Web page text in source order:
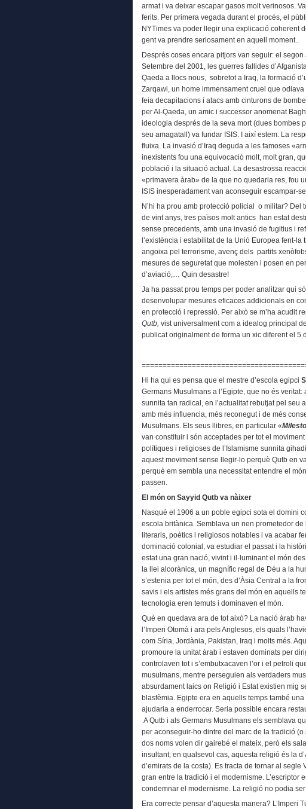
armat i va deixar escapar gasos molt verinosos.
ferits. Per primera vegada durant el procés, el
NYTimes va poder llegir una explicació coherent
gent va prendre seriosament en aquell moment..
Després coses encara pitjors van seguir: el segon
Setembre del 2001, les guerres fallides
Qaeda a llocs nous, sobretot a Iraq, la formació
Zarqawi, un home immensament cruel que
feia decapitacions i atacs amb cinturons de
per Al-Qaeda, un amic i successor anomenat
ideologia després de la seva mort (dues bombes
seu amagatall) va fundar ISIS. I així estem. La
fluixa. La invasió d’Iraq deguda a les famoses
inexistents fou una equivocació molt, molt gran,
població i la situació actual. La desastrossa
«primavera àrab» de la que no quedaria res, fou
ISIS inesperadament van aconseguir escampar-
N’hi ha prou amb protecció policial o militar? Del
de vint anys, tres països molt antics han estat
sense precedents, amb una invasió de fugitius i
l’existència i estabilitat de la Unió Europea fent-la
angoixa pel terrorisme, avenç dels partits
mesures de seguretat que molesten i posen en
d’aviació,… Quin desastre!
Ja ha passat prou temps per poder analitzar qui
desenvolupar mesures eficaces addicionals en
en protecció i repressió. Per això se m’ha acudit
Qutb, vist universalment com a idealog principal
publicat originalment de forma un xic diferent el 5
Hi ha qui es pensa que el mestre d’escola egipci
Germans Musulmans a l’Egipte, que no és
sunnita tan radical, en l’actualitat rebutjat pel seu
amb més influencia, més reconegut i de més
Musulmans. Els seus llibres, en particular «
van constituir i són acceptades per tot el
polítiques i religioses de l’Islamisme sunnita
aquest moviment sense llegir-lo perquè Qutb en
perquè em sembla una necessitat entendre el
passen.
El món on Sayyid Qutb va nàixer
Nasqué el 1906 a un poble egipci sota el domini
escola britànica. Semblava un nen prometedor
literaris, poètics i religiosos notables i va acabar
dominació colonial, va estudiar el passat i la
estat una gran nació, vivint i il·luminant el món
la llei alcorànica, un magnífic regal de Déu a la
s’estenia per tot el món, des d’Àsia Central a la
savis i els artistes més grans del món en aquells
tecnologia eren temuts i dominaven el món.
Què en quedava ara de tot això? La nació àrab
l’Imperi Otomà i ara pels Anglesos, els quals
com Síria, Jordània, Pakistan, Iraq i molts més.
promoure la unitat àrab i estaven dominats per
controlaven tot i s’embutxacaven l’or i el petroli
musulmans, mentre perseguien als verdaders
absurdament laics on Religió i Estat existien mig
blasfèmia. Egipte era en aquells temps també
ajudaria a enderrocar. Seria possible encara
A Qutb i als Germans Musulmans els semblava
per aconseguir-ho dintre del marc de la tradició (o
dos noms volen dir gairebé el mateix, però els
insultant; en qualsevol cas, aquesta religió és la
d’emirats de la costa). Es tracta de tornar al segle
gran entre la tradició i el modernisme. L’escriptor
condemnar el modernisme. La religió no podia
Era correcte pensar d’aquesta manera? L’Imperi